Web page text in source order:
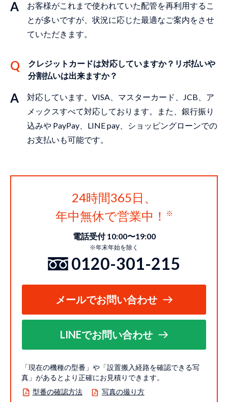
お客様がこれまで使われていた配管を再利⽤するこ
とが多いですが、状況に応じた最適なご案内をさせ
ていただきます。
クレジットカードは対応していますか？リボ払いや
分割払いは出来ますか？
対応しています。VISA、マスターカード、JCB、ア
メックスすべて対応しております。また、銀⾏振り
込みや PayPay、LINE pay、ショッピングローンでの
お⽀払いも可能です。
24時間365日、
年中無休で営業中！
電話受付 10:00〜19:00
※年末年始を除く
0120-301-215
メールでお問い合わせ
LINEでお問い合わせ
「現在の機種の型番」や「設置搬入経路を確認できる写
真」があるとより正確にお見積りできます。
型番の確認方法
写真の撮り方